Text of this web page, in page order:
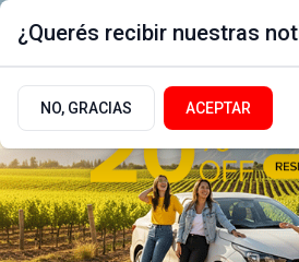
¿Querés recibir nuestras
NO, GRACIAS ACEPTAR